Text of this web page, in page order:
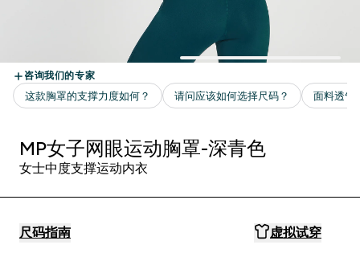
MP女子网眼运动胸罩-深青色
女士中度支撑运动内衣
尺码指南 虚拟试穿